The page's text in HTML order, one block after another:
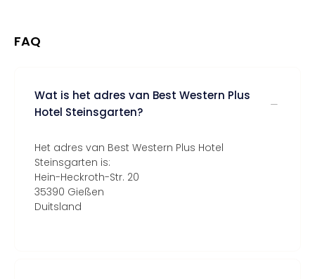
FAQ
Wat is het adres van Best Western Plus
Hotel Steinsgarten?
Het adres van Best Western Plus Hotel
Steinsgarten is:
Hein-Heckroth-Str. 20
35390 Gießen
Duitsland